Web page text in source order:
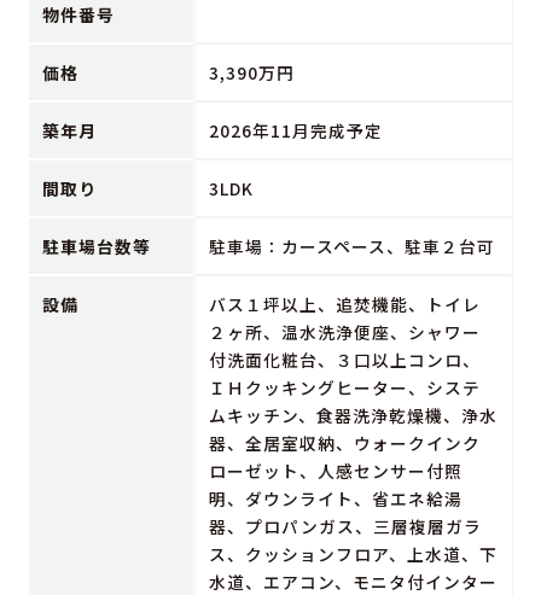
物件番号
価格 3,390万円
築年月 2026年11月完成予定
間取り 3LDK
駐車場台数等 駐車場：カースペース、駐車２台可
設備
バス１坪以上、追焚機能、トイレ
２ヶ所、温水洗浄便座、シャワー
付洗面化粧台、３口以上コンロ、
ＩＨクッキングヒーター、システ
ムキッチン、食器洗浄乾燥機、浄水
器、全居室収納、ウォークインク
ローゼット、人感センサー付照
明、ダウンライト、省エネ給湯
器、プロパンガス、三層複層ガラ
ス、クッションフロア、上水道、下
水道、エアコン、モニタ付インター